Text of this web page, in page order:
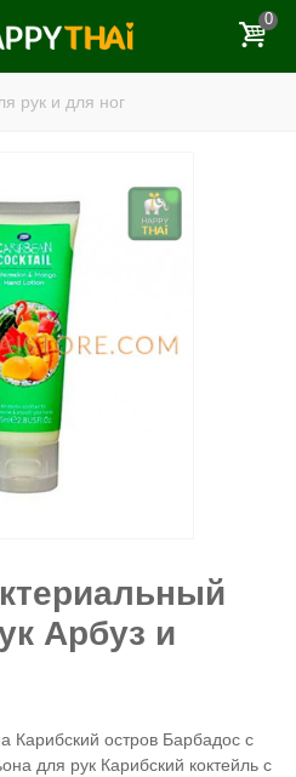
0
рук и для ног
Арбуз и
Карибский остров Барбадос с
для рук Карибский коктейль с